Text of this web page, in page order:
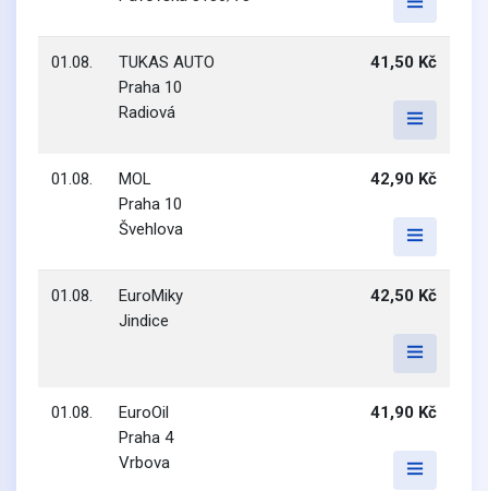
01.08.
TUKAS AUTO
Praha 10
Radiová
41,50 Kč
01.08.
MOL
Praha 10
Švehlova
42,90 Kč
01.08.
EuroMiky
Jindice
42,50 Kč
01.08.
EuroOil
Praha 4
Vrbova
41,90 Kč